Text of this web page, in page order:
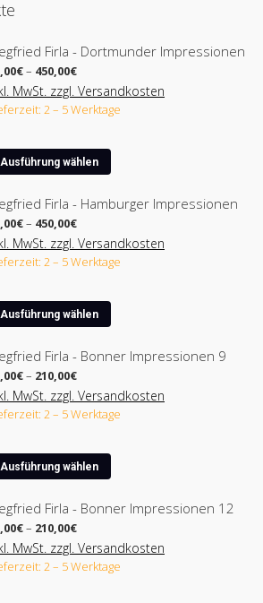
Firla - Dortmunder Impressionen
€– 450,00€Preisspanne:
25,00€
bis
450,00€
MwSt. zzgl. Versandkosten
2 – 5 Werktage
Ausführung wählen
Dieses
Produkt
mehrere
Varianten
auf.
der
gewählt
werden
Firla - Hamburger Impressionen
€– 450,00€Preisspanne:
25,00€
bis
450,00€
MwSt. zzgl. Versandkosten
2 – 5 Werktage
Ausführung wählen
Dieses
Produkt
weist
mehrere
Varianten
auf.
der
gewählt
werden
Firla - Bonner Impressionen 9
€– 210,00€Preisspanne:
25,00€
bis
210,00€
MwSt. zzgl. Versandkosten
2 – 5 Werktage
Ausführung wählen
Dieses
Produkt
weist
mehrere
Varianten
auf.
Firla - Bonner Impressionen 12
€– 210,00€Preisspanne:
25,00€
bis
210,00€
MwSt. zzgl. Versandkosten
2 – 5 Werktage